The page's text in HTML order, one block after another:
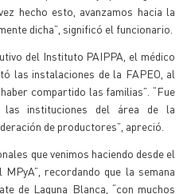
hecho esto, avanzamos hacia la
dicha”, significó el funcionario.
del Instituto PAIPPA, el médico
las instalaciones de la FAPEO, al
compartido las familias”. “Fue
las instituciones del área de la
de productores”, apreció.
que venimos haciendo desde el
recordando que la semana
de Laguna Blanca, “con muchos